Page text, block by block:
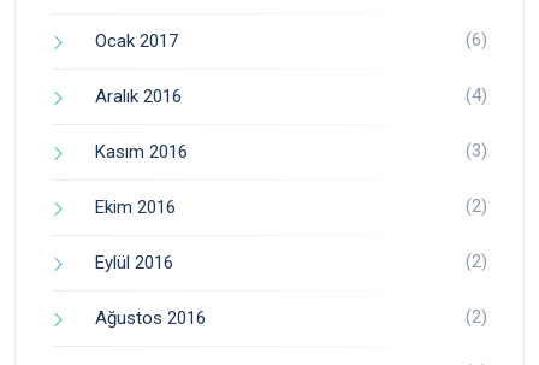
Ocak 2017 (6)
Aralık 2016 (4)
Kasım 2016 (3)
Ekim 2016 (2)
Eylül 2016 (2)
Ağustos 2016 (2)